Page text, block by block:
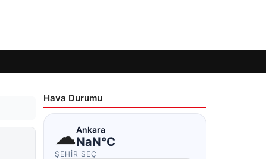
Hava Durumu
☁Ankara
NaN°C
ŞEHIR SEÇ